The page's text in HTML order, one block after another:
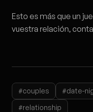
Esto es más que un
vuestra relación,
#couples #date-
#relationship